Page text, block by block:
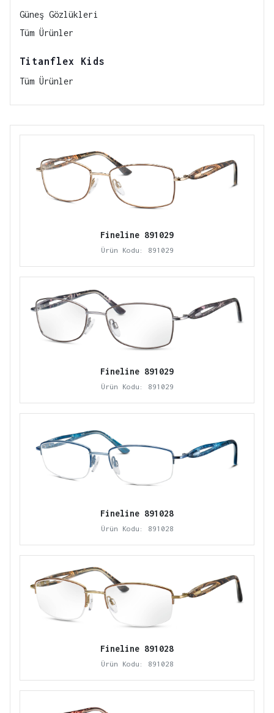
Güneş Gözlükleri
Tüm Ürünler
Titanflex Kids
Tüm Ürünler
Fineline 891029
Ürün Kodu: 891029
Fineline 891029
Ürün Kodu: 891029
Fineline 891028
Ürün Kodu: 891028
Fineline 891028
Ürün Kodu: 891028